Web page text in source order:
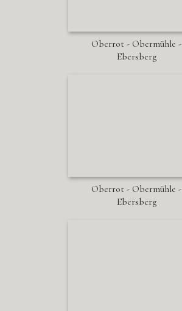
Oberrot - Obermühle -
Ebersberg
Oberrot - Obermühle -
Ebersberg